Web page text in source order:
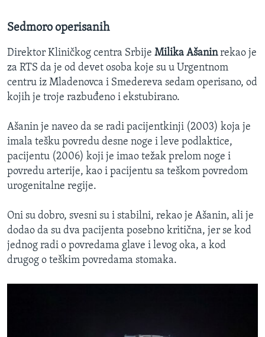
Sedmoro operisanih
Direktor Kliničkog centra Srbije Milika Ašaninrekao je
za RTS da je od devet osoba koje su u Urgentnom
centru iz Mladenovca i Smedereva sedam operisano, od
kojih je troje razbuđeno i ekstubirano.
Ašanin je naveo da se radi pacijentkinji (2003) koja je
imala tešku povredu desne noge i leve podlaktice,
pacijentu (2006) koji je imao težak prelom noge i
povredu arterije, kao i pacijentu sa teškom povredom
urogenitalne regije.
Oni su dobro, svesni su i stabilni, rekao je Ašanin, ali je
dodao da su dva pacijenta posebno kritična, jer se kod
jednog radi o povredama glave i levog oka, a kod
drugog o teškim povredama stomaka.